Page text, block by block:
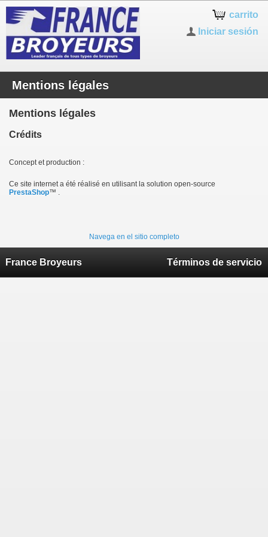
carrito
Iniciar sesión
Mentions légales
Mentions légales
Crédits
Concept et production :
Ce site internet a été réalisé en utilisant la solution open-source
PrestaShop™ .
Navega en el sitio completo
France Broyeurs Términos de servicio